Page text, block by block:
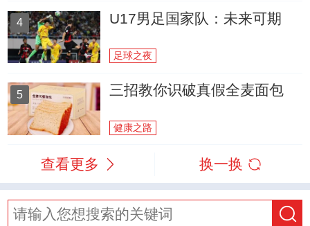
4 U17男足国家队：未来可期
足球之夜
5 三招教你识破真假全麦面包
健康之路
查看更多 换一换